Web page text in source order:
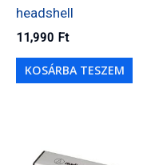
headshell
11,990 Ft
KOSÁRBA TESZEM